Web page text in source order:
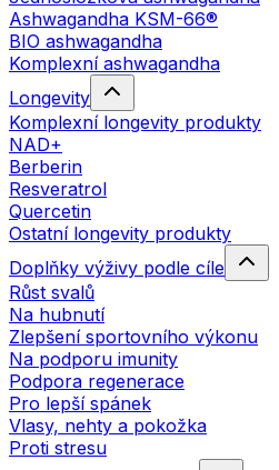
Ashwagandha KSM-66®
BIO ashwagandha
Komplexní ashwagandha
Longevity
Komplexní longevity produkty
NAD+
Berberin
Resveratrol
Quercetin
Ostatní longevity produkty
Doplňky výživy podle cíle
Růst svalů
Na hubnutí
Zlepšení sportovního výkonu
Na podporu imunity
Podpora regenerace
Pro lepší spánek
Vlasy, nehty a pokožka
Proti stresu